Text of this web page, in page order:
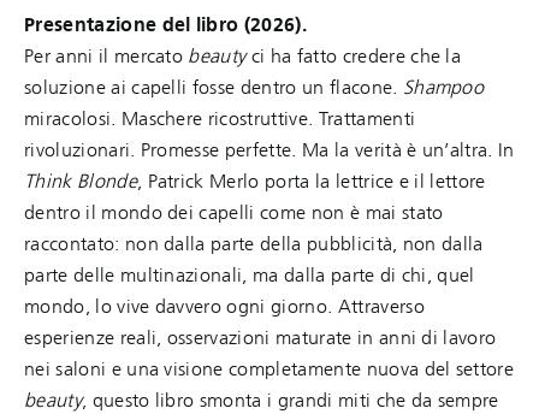
Presentazione del libro (2026).
Per anni il mercato beautyci ha fatto credere che la
soluzione ai capelli fosse dentro un flacone. Shampoo
miracolosi. Maschere ricostruttive. Trattamenti
rivoluzionari. Promesse perfette. Ma la verità è un’altra. In
Think Blonde, Patrick Merlo porta la lettrice e il lettore
dentro il mondo dei capelli come non è mai stato
raccontato: non dalla parte della pubblicità, non dalla
parte delle multinazionali, ma dalla parte di chi, quel
mondo, lo vive davvero ogni giorno. Attraverso
esperienze reali, osservazioni maturate in anni di lavoro
nei saloni e una visione completamente nuova del settore
beauty, questo libro smonta i grandi miti che da sempre